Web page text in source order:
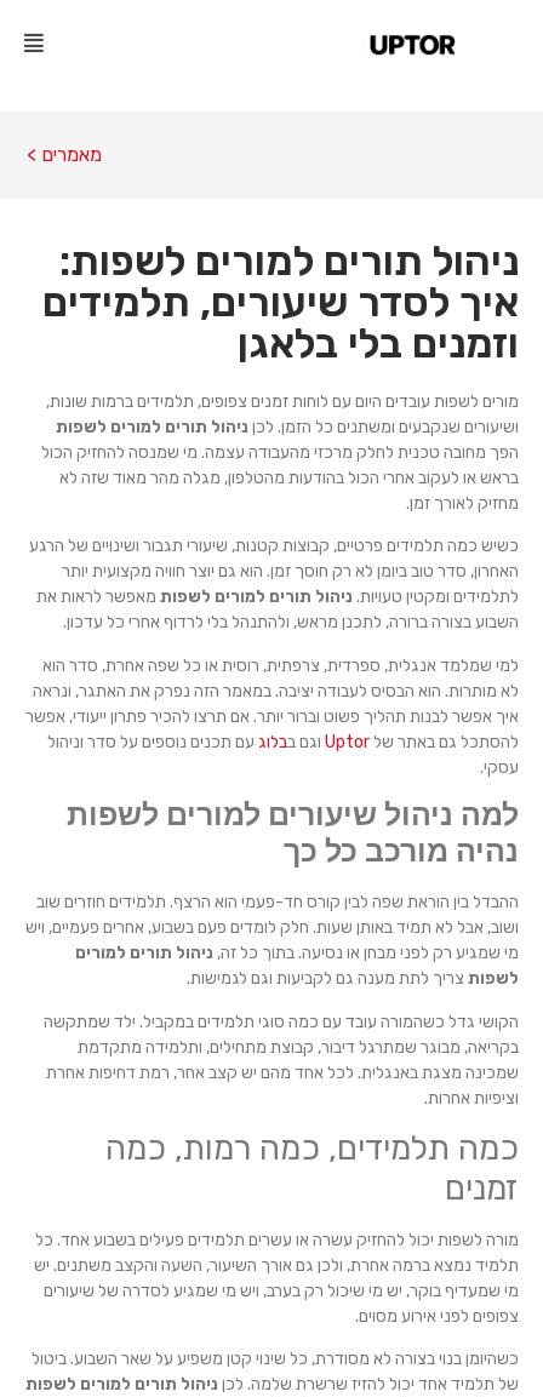
מאמרים >
ניהול תורים למורים לשפות:
איך לסדר שיעורים, תלמידים
וזמנים בלי בלאגן
מורים לשפות עובדים היום עם לוחות זמנים צפופים, תלמידים ברמות שונות,
ושיעורים שנקבעים ומשתנים כל הזמן. לכן ניהול תורים למורים לשפות
הפך מחובה טכנית לחלק מרכזי מהעבודה עצמה. מי שמנסה להחזיק הכול
בראש או לעקוב אחרי הכול בהודעות מהטלפון, מגלה מהר מאוד שזה לא
מחזיק לאורך זמן.
כשיש כמה תלמידים פרטיים, קבוצות קטנות, שיעורי תגבור ושינויים של הרגע
האחרון, סדר טוב ביומן לא רק חוסך זמן. הוא גם יוצר חוויה מקצועית יותר
לתלמידים ומקטין טעויות. ניהול תורים למורים לשפות מאפשר לראות את
השבוע בצורה ברורה, לתכנן מראש, ולהתנהל בלי לרדוף אחרי כל עדכון.
למי שמלמד אנגלית, ספרדית, צרפתית, רוסית או כל שפה אחרת, סדר הוא
לא מותרות. הוא הבסיס לעבודה יציבה. במאמר הזה נפרק את האתגר, ונראה
איך אפשר לבנות תהליך פשוט וברור יותר. אם תרצו להכיר פתרון ייעודי, אפשר
להסתכל גם באתר שלUptor וגם בבלוג עם תכנים נוספים על סדר וניהול
עסקי.
למה ניהול שיעורים למורים לשפות
נהיה מורכב כל כך
ההבדל בין הוראת שפה לבין קורס חד-פעמי הוא הרצף. תלמידים חוזרים שוב
ושוב, אבל לא תמיד באותן שעות. חלק לומדים פעם בשבוע, אחרים פעמיים, ויש
מי שמגיע רק לפני מבחן או נסיעה. בתוך כל זה, ניהול תורים למורים
לשפות צריך לתת מענה גם לקביעות וגם לגמישות.
הקושי גדל כשהמורה עובד עם כמה סוגי תלמידים במקביל. ילד שמתקשה
בקריאה, מבוגר שמתרגל דיבור, קבוצת מתחילים, ותלמידה מתקדמת
שמכינה מצגת באנגלית. לכל אחד מהם יש קצב אחר, רמת דחיפות אחרת
וציפיות אחרות.
כמה תלמידים, כמה רמות, כמה
זמנים
מורה לשפות יכול להחזיק עשרה או עשרים תלמידים פעילים בשבוע אחד. כל
תלמיד נמצא ברמה אחרת, ולכן גם אורך השיעור, השעה והקצב משתנים. יש
מי שמעדיף בוקר, יש מי שיכול רק בערב, ויש מי שמגיע לסדרה של שיעורים
צפופים לפני אירוע מסוים.
כשהיומן בנוי בצורה לא מסודרת, כל שינוי קטן משפיע על שאר השבוע. ביטול
של תלמיד אחד יכול להזיז שרשרת שלמה. לכן ניהול תורים למורים לשפות